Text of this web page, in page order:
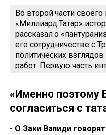
Во второй части
«Миллиард.Татар»
рассказал о
его сотрудничестве с
политических
работ. Первую часть
«Именно поэтому
согласиться с
- О Заки Валиди